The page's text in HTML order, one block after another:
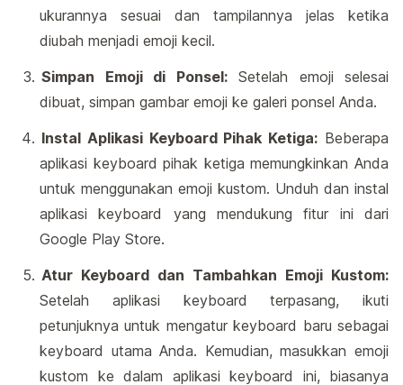
ukurannya sesuai dan tampilannya jelas ketika
diubah menjadi emoji kecil.
Simpan Emoji di Ponsel:Setelah emoji selesai
dibuat, simpan gambar emoji ke galeri ponsel Anda.
Instal Aplikasi Keyboard Pihak Ketiga: Beberapa
aplikasi keyboard pihak ketiga memungkinkan Anda
untuk menggunakan emoji kustom. Unduh dan instal
aplikasi keyboard yang mendukung fitur ini dari
Google Play Store.
Atur Keyboard dan Tambahkan Emoji Kustom:
Setelah aplikasi keyboard terpasang, ikuti
petunjuknya untuk mengatur keyboard baru sebagai
keyboard utama Anda. Kemudian, masukkan emoji
kustom ke dalam aplikasi keyboard ini, biasanya